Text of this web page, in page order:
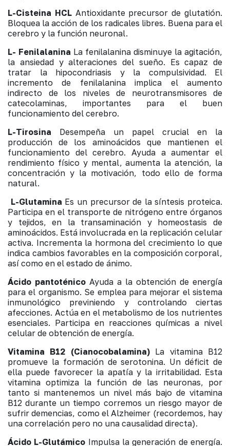
L-Cisteina HCLAntioxidante precursor de glutatión.
Bloquea la acción de los radicales libres. Buena para el
cerebro y la función neuronal.
L- Fenilalanina La fenilalanina disminuye la agitación,
la ansiedad y alteraciones del sueño. Es capaz de
tratar la hipocondriasis y la compulsividad. El
incremento de fenilalanina implica el aumento
indirecto de los niveles de neurotransmisores de
catecolaminas, importantes para el buen
funcionamiento del cerebro.
L-Tirosina Desempeña un papel crucial en la
producción de los aminoácidos que mantienen el
funcionamiento del cerebro. Ayuda a aumentar el
rendimiento físico y mental, aumenta la atención, la
concentración y la motivación, todo ello de forma
natural.
L-Glutamina Es un precursor de la síntesis proteica.
Participa en el transporte de nitrógeno entre órganos
y tejidos, en la transaminación y homeostasis de
aminoácidos. Está involucrada en la replicación celular
activa. Incrementa la hormona del crecimiento lo que
indica cambios favorables en la composición corporal,
así como en el estado de ánimo.
Ácido pantoténico Ayuda a la obtención de energía
para el organismo. Se emplea para mejorar el sistema
inmunológico previniendo y controlando ciertas
afecciones. Actúa en el metabolismo de los nutrientes
esenciales. Participa en reacciones químicas a nivel
celular de obtención de energía.
Vitamina B12 (Cianocobalamina)La vitamina B12
promueve la formación de serotonina. Un déficit de
ella puede favorecer la apatía y la irritabilidad. Esta
vitamina optimiza la función de las neuronas, por
tanto si mantenemos un nivel más bajo de vitamina
B12 durante un tiempo corremos un riesgo mayor de
sufrir demencias, como el Alzheimer (recordemos, hay
una correlación pero no una causalidad directa).
Ácido L-Glutámico Impulsa la generación de energía.